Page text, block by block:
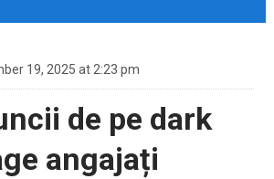
19, 2025 at 2:23 pm
de pe dark
angajați